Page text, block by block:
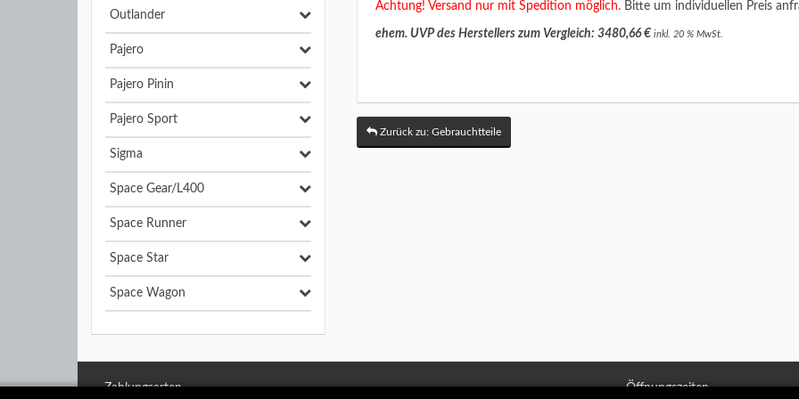
Achtung! Versand nur mit Spedition möglich. Bitte um individuellen Preis
ehem. UVP des Herstellers zum Vergleich: 3480,66 €inkl. 20 % MwSt.
Zurück zu: Gebrauchtteile
Outlander
Pajero
Pajero Pinin
Pajero Sport
Sigma
Space Gear/L400
Space Runner
Space Star
Space Wagon
Zahlungsarten Öffnungszeiten